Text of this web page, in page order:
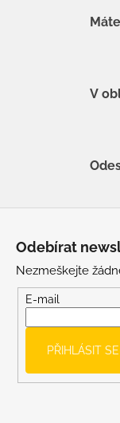
V
Odebírat
Nezmeškejte
E-mail
PŘIHLÁSIT SE